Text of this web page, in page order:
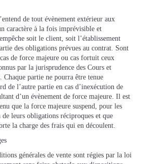
de tout évènement extérieur aux
caractère à la fois imprévisible et
soit le client, soit l’établissement
des obligations prévues au contrat. Sont
de force majeure ou cas fortuit ceux
par la jurisprudence des Cours et
partie ne pourra être tenue
de l’autre partie en cas d’inexécution de
d’un évènement de force majeure. Il est
que la force majeure suspend, pour les
de leurs obligations réciproques et que
la charge des frais qui en découlent.
générales de vente sont régies par la loi